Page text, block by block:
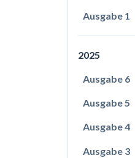
Ausgabe 1
2025
Ausgabe 6
Ausgabe 5
Ausgabe 4
Ausgabe 3